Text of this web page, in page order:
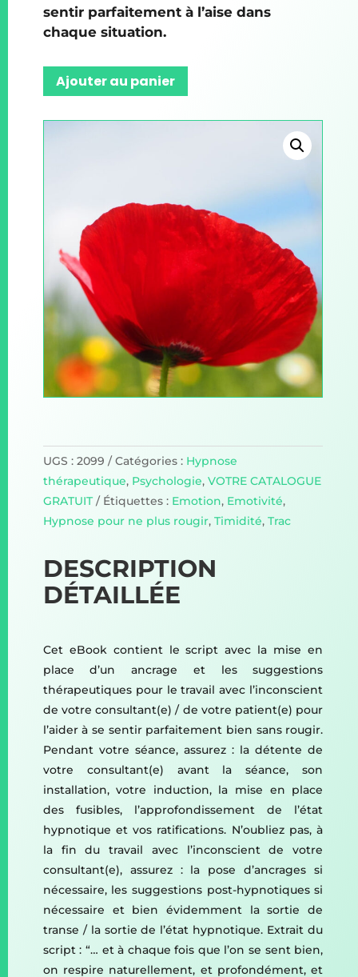
sentir parfaitement à l’aise dans
chaque situation.
Ajouter au panier
UGS : 2099 Catégories : Hypnose
thérapeutique, Psychologie, VOTRE CATALOGUE
GRATUIT
Étiquettes : Emotion, Emotivité,
Hypnose pour ne plus rougir, Timidité, Trac
DESCRIPTION
DÉTAILLÉE
Cet eBook contient le script avec la mise en
place d’un ancrage et les suggestions
thérapeutiques pour le travail avec l’inconscient
de votre consultant(e) / de votre patient(e) pour
l’aider à se sentir parfaitement bien sans rougir.
Pendant votre séance, assurez : la détente de
votre consultant(e) avant la séance, son
installation, votre induction, la mise en place
des fusibles, l’approfondissement de l’état
hypnotique et vos ratifications. N’oubliez pas, à
la fin du travail avec l’inconscient de votre
consultant(e), assurez : la pose d’ancrages si
nécessaire, les suggestions post-hypnotiques si
nécessaire et bien évidemment la sortie de
transe / la sortie de l’état hypnotique. Extrait du
script : “… et à chaque fois que l’on se sent bien,
on respire naturellement, et profondément, et